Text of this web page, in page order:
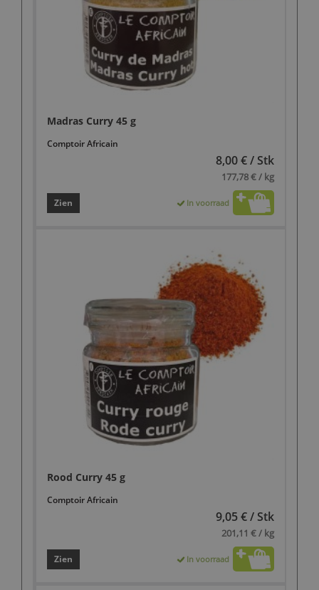
Madras Curry 45 g
Comptoir Africain
8,00 € / Stk
177,78 € / kg
Zien In voorraad
Rood Curry 45 g
Comptoir Africain
9,05 € / Stk
201,11 € / kg
Zien In voorraad